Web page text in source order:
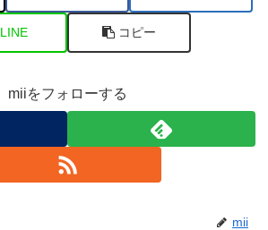
LINE コピー
miiをフォローする
mii